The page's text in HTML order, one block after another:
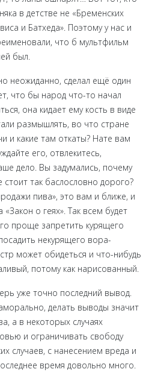
в детстве не «Бременских
и Батхеда». Поэтому у нас и
что б мультфильм
был.
неожиданно, сделал ещё один
что бы народ что-то начал
она кидает ему кость в виде
размышлять, во что стране
и какие там откаты? Нате вам
его, отвлекитесь,
дело. Вы задумались, почему
стоит так баслословно дорого?
пива», это вам и ближе, и
о геях». Так всем будет
проще запретить курящего
некурящего вора-
может обидеться и что-нибудь
потому как нарисованный.
уже точно последний вывод.
делать выводы значит
а в некоторых случаях
и ограничивать свободу
случаев, с нанесением вреда и
время довольно много.